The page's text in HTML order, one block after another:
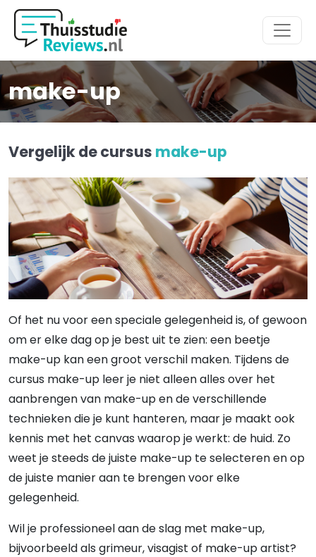
Hoofdmenu
make-up
Vergelijk de cursus make-up
Of het nu voor een speciale gelegenheid is, of gewoon
om er elke dag op je best uit te zien: een beetje
make-up kan een groot verschil maken. Tijdens de
cursus make-up leer je niet alleen alles over het
aanbrengen van make-up en de verschillende
technieken die je kunt hanteren, maar je maakt ook
kennis met het canvas waarop je werkt: de huid. Zo
weet je steeds de juiste make-up te selecteren en op
de juiste manier aan te brengen voor elke
gelegenheid.
Wil je professioneel aan de slag met make-up,
bijvoorbeeld als grimeur, visagist of make-up artist?